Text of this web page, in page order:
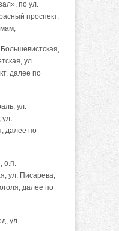
по ул.
проспект,
ул.
далее по
ул.
ул.
далее по
о.п.
ул. Писарева,
далее по
ул.